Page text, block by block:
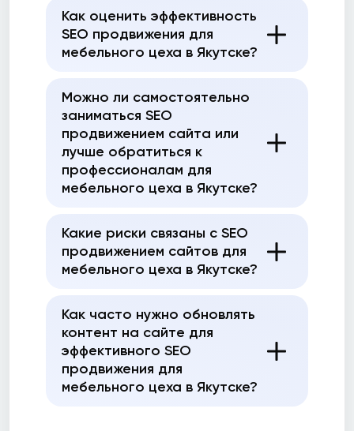
Как оценить эффективность
SEO продвижения для
мебельного цеха в Якутске?
Можно ли самостоятельно
заниматься SEO
продвижением сайта или
лучше обратиться к
профессионалам для
мебельного цеха в Якутске?
Какие риски связаны с SEO
продвижением сайтов для
мебельного цеха в Якутске?
Как часто нужно обновлять
контент на сайте для
эффективного SEO
продвижения для
мебельного цеха в Якутске?